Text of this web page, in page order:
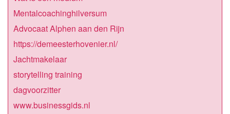
Mentalcoachinghilversum
Advocaat Alphen aan den Rijn
https://demeesterhovenier.nl/
Jachtmakelaar
storytelling training
dagvoorzitter
www.businessgids.nl